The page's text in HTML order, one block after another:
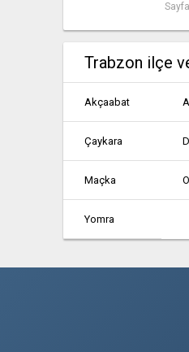
Trabzon ilçe
Akçaabat
Çaykara
Maçka
Yomra